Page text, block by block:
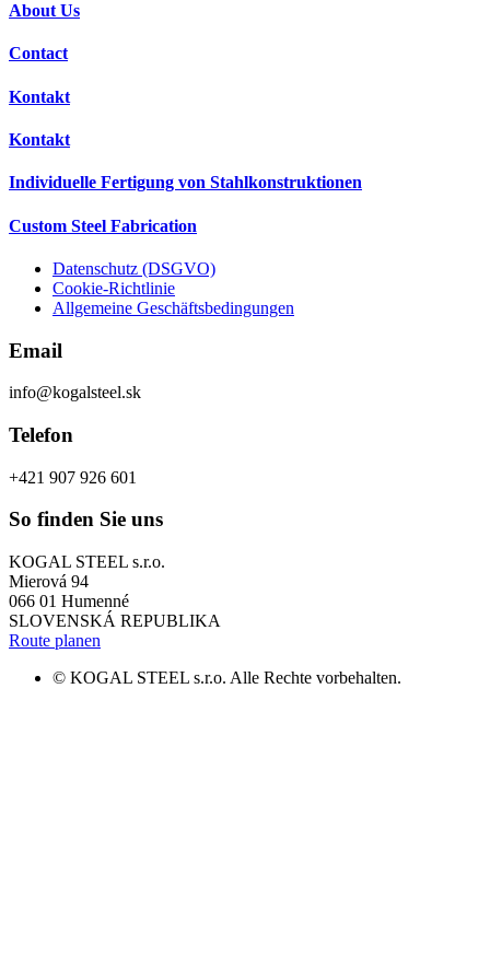
About Us
Contact
Kontakt
Kontakt
Individuelle Fertigung von Stahlkonstruktionen
Custom Steel Fabrication
Datenschutz (DSGVO)
Cookie-Richtlinie
Allgemeine Geschäftsbedingungen
Email
info@kogalsteel.sk
Telefon
+421 907 926 601
So finden Sie uns
KOGAL STEEL s.r.o.
Mierová 94
066 01 Humenné
SLOVENSKÁ REPUBLIKA
Route planen
© KOGAL STEEL s.r.o. Alle Rechte vorbehalten.